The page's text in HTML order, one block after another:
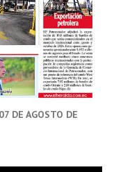
DE AGOSTO DE